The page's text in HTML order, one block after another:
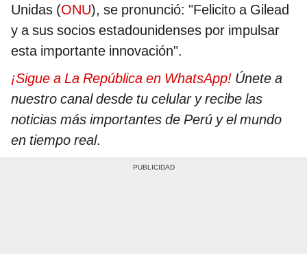
Unidas (ONU), se pronunció: "Felicito a Gilead
y a sus socios estadounidenses por impulsar
esta importante innovación".
¡Sigue a La República en WhatsApp! Únete a
nuestro canal desde tu celular y recibe las
noticias más importantes de Perú y el mundo
en tiempo real.